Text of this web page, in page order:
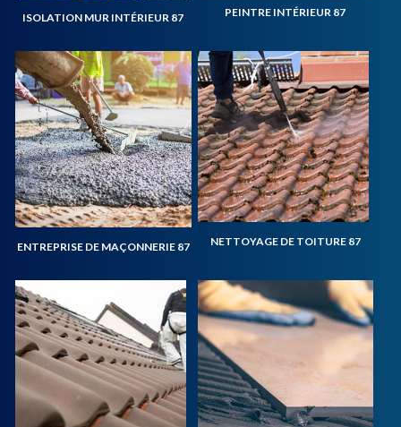
ISOLATION MUR INTÉRIEUR 87 PEINTRE INTÉRIEUR 87
ENTREPRISE DE MAÇONNERIE 87 NETTOYAGE DE TOITURE 87